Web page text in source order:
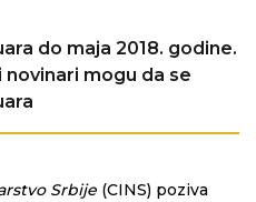
do maja 2018. godine.
mogu da se
Srbije (CINS) poziva